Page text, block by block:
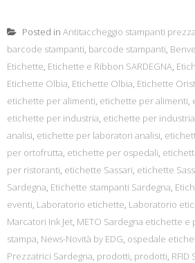
Posted in Antitaccheggio stampanti
barcode stampanti, barcode stampanti,
Etichette, Etichette e Ribbon SARDEGNA,
Etichette Olbia, Etichette Olbia, Etichette
etichette per alimenti, etichette per alimenti,
etichette per industria, etichette per industria
analisi, etichette per laboratori analisi,
per ortofrutta, etichette per ospedali,
per ristoranti, etichette Sassari, etichette
Sardegna, Etichette stampanti Sardegna,
eventi, Laboratorio etichette, Laboratorio
Marcatori Ink Jet, METO Sardegna etichette e
stampa, News-Novità by EDG, ospedale
Prezzatrici Sardegna, prodotti, prodotti, RFID